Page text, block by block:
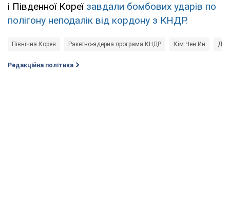
і Південної Кореї завдали бомбових ударів по
полігону неподалік від кордону з КНДР.
Північна Корея Ракетно-ядерна програма КНДР Кім Чен Ин
Редакційна політика